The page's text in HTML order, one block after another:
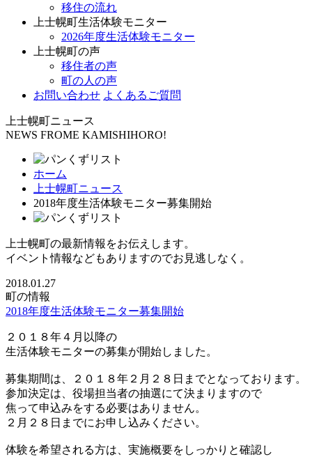
移住の流れ
上士幌町生活体験モニター
2026年度生活体験モニター
上士幌町の声
移住者の声
町の人の声
お問い合わせ よくあるご質問
上士幌町ニュース
NEWS FROME KAMISHIHORO!
ホーム
上士幌町ニュース
2018年度生活体験モニター募集開始
上士幌町の最新情報をお伝えします。
イベント情報などもありますのでお見逃しなく。
2018.01.27
町の情報
2018年度生活体験モニター募集開始
２０１８年４月以降の
生活体験モニターの募集が開始しました。
募集期間は、２０１８年２月２８日までとなっております。
参加決定は、役場担当者の抽選にて決まりますので
焦って申込みをする必要はありません。
２月２８日までにお申し込みください。
体験を希望される方は、実施概要をしっかりと確認し